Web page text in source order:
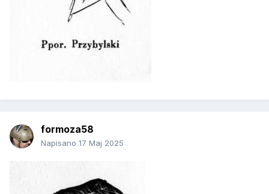
formoza58
Napisano 17 Maj 2025